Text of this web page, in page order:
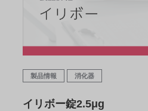
製品情報 消化器
イリボー錠2.5μg